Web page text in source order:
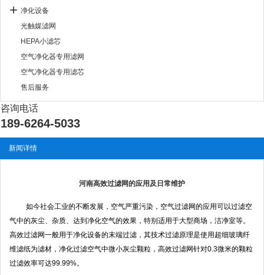
净化设备
光触媒滤网
HEPA小滤芯
空气净化器专用滤网
空气净化器专用滤芯
售后服务
咨询电话
189-6264-5033
新闻详情
河南高效过滤网的应用及日常维护
如今社会工业的不断发展，空气严重污染，空气过滤网的应用可以过滤空
气中的灰尘、杂质、达到净化空气的效果，特别适用于大型商场，洁净室等。
高效过滤网一般用于净化设备的末端过滤，其技术过滤原理是使用超细玻璃纤
维滤纸为滤材，净化过滤空气中微小灰尘颗粒，高效过滤网针对0.3微米的颗粒
过滤效率可达99.99%。